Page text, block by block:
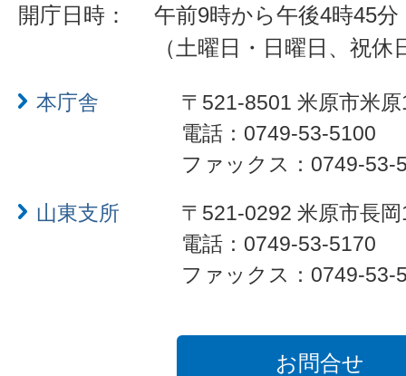
開庁日時：
午前9時から午後4時45分
（土曜日・日曜日、祝
本庁舎
〒521-8501 米原市米
電話：0749-53-5100
ファックス：0749-53-
山東支所
〒521-0292 米原市長
電話：0749-53-5170
ファックス：0749-53-
お問合せ